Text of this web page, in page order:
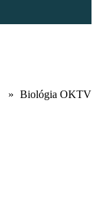
» Biológia OKTV